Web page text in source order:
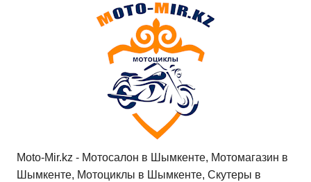
Moto-Mir.kz - Мотосалон в Шымкенте, Мотомагазин в
Шымкенте, Мотоциклы в Шымкенте, Скутеры в